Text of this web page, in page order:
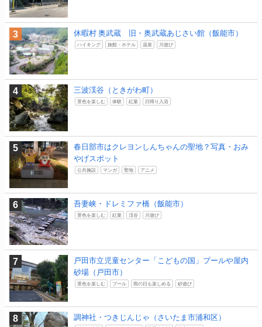
休暇村 奥武蔵 旧・奥武蔵あじさい館（飯能市）
ハイキング 旅館・ホテル 温泉 川遊び
三波渓谷（ときがわ町）
景色を楽しむ 体験 紅葉 日帰り入浴
春日部市はクレヨンしんちゃんの聖地？写真・おみ
やげスポット
公共施設 マンガ 聖地 アニメ
吾妻峡・ドレミファ橋（飯能市）
景色を楽しむ 紅葉 渓谷 川遊び
戸田市立児童センター「こどもの国」プールや屋内
砂場（戸田市）
景色を楽しむ プール 雨の日も楽しめる 砂遊び
調神社・つきじんじゃ（さいたま市浦和区）